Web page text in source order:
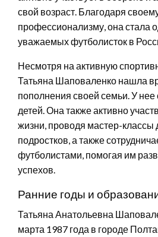
свой возраст. Благодаря
профессионализму, она стала
уважаемых футболисток в
Несмотря на активную
Татьяна Шаповаленко нашла
пополнения своей семьи. У нее
детей. Она также активно
жизни, проводя мастер-классы
подростков, а также
футболистами, помогая им
успехов.
Ранние годы и
Татьяна Анатольевна
марта 1987 года в городе